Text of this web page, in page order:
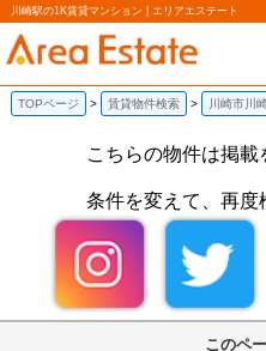
川崎駅の1K賃貸マンション | エリアエステート
TOPページ 賃貸物件検索 川崎市川
こちらの物件は掲載
条件を変えて、再度
このペ